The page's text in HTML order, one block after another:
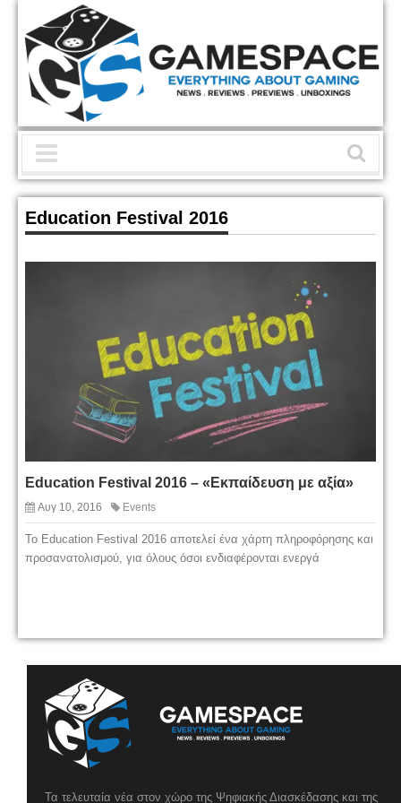
Education Festival 2016
Education Festival 2016 – «Εκπαίδευση με αξία»
Αυγ 10, 2016 Events
Το Education Festival 2016 αποτελεί ένα χάρτη πληροφόρησης και
προσανατολισμού, για όλους όσοι ενδιαφέρονται ενεργά
Τα τελευταία νέα στον χώρο της Ψηφιακής Διασκέδασης και της